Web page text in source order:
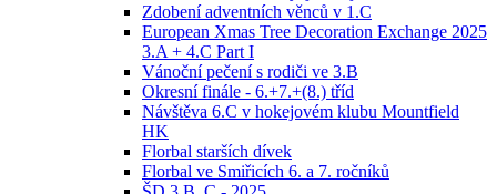
Zdobení adventních věnců v 1.C
European Xmas Tree Decoration Exchange 2025
3.A + 4.C Part I
Vánoční pečení s rodiči ve 3.B
Okresní finále - 6.+7.+(8.) tříd
Návštěva 6.C v hokejovém klubu Mountfield
HK
Florbal starších dívek
Florbal ve Smiřicích 6. a 7. ročníků